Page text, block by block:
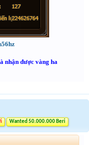
nhận được vàng ha
Wanted 50.000.000 Beri